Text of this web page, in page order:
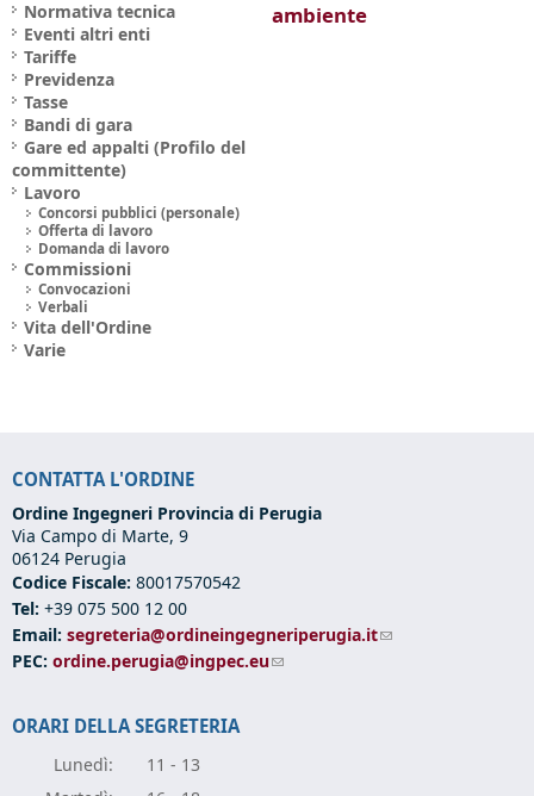
Normativa tecnica
Eventi altri enti
Tariffe
Previdenza
Tasse
Bandi di gara
Gare ed appalti (Profilo del
committente)
Lavoro
Concorsi pubblici (personale)
Offerta di lavoro
Domanda di lavoro
Commissioni
Convocazioni
Verbali
Vita dell'Ordine
Varie
ambiente
CONTATTA L'ORDINE
Ordine Ingegneri Provincia di Perugia
Via Campo di Marte, 9
06124 Perugia
Codice Fiscale: 80017570542
Tel: +39 075 500 12 00
Email: segreteria@ordineingegneriperugia.it(link sends e-mail)
PEC: ordine.perugia@ingpec.eu(link sends e-mail)
ORARI DELLA SEGRETERIA
Lunedì:
11 - 13